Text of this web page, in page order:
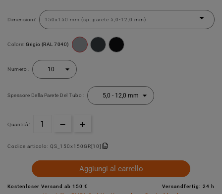
Dimensioni:
Colore: Grigio (RAL 7040)
Numero :
Spessore Della Parete Del Tubo :
Quantità :
Codice articolo: QS_150x150GR[10]
Aggiungi al carrello
Kostenloser Versand ab 150 €
Versandfertig: 24 h